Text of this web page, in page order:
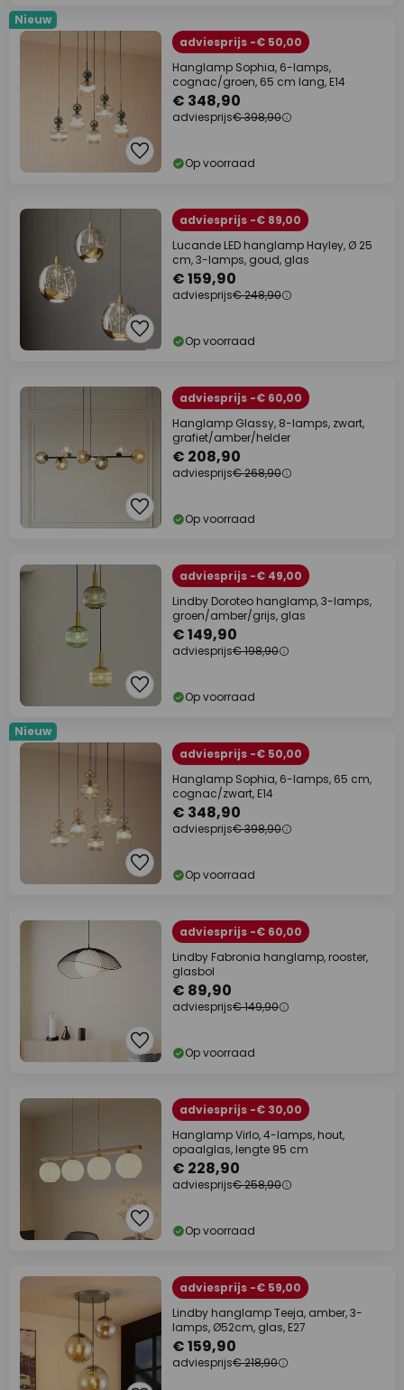
Nieuw
adviesprijs -€ 50,00
Hanglamp Sophia, 6-lamps,
cognac/groen, 65 cm lang, E14
€ 348,90
adviesprijs€ 398,90
Op voorraad
adviesprijs -€ 89,00
Lucande LED hanglamp Hayley, Ø 25
cm, 3-lamps, goud, glas
€ 159,90
adviesprijs€ 248,90
Op voorraad
adviesprijs -€ 60,00
Hanglamp Glassy, 8-lamps, zwart,
grafiet/amber/helder
€ 208,90
adviesprijs€ 268,90
Op voorraad
adviesprijs -€ 49,00
Lindby Doroteo hanglamp, 3-lamps,
groen/amber/grijs, glas
€ 149,90
adviesprijs€ 198,90
Op voorraad
Nieuw
adviesprijs -€ 50,00
Hanglamp Sophia, 6-lamps, 65 cm,
cognac/zwart, E14
€ 348,90
adviesprijs€ 398,90
Op voorraad
adviesprijs -€ 60,00
Lindby Fabronia hanglamp, rooster,
glasbol
€ 89,90
adviesprijs€ 149,90
Op voorraad
adviesprijs -€ 30,00
Hanglamp Virlo, 4-lamps, hout,
opaalglas, lengte 95 cm
€ 228,90
adviesprijs€ 258,90
Op voorraad
adviesprijs -€ 59,00
Lindby hanglamp Teeja, amber, 3-
lamps, Ø52cm, glas, E27
€ 159,90
adviesprijs€ 218,90